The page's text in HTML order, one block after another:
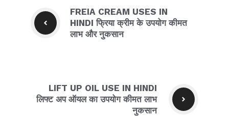
FREIA CREAM USES IN
HINDI फ्रिया क्रीम के उपयोग कीमत
लाभ और नुकसान
LIFT UP OIL USE IN HINDI
लिफ्ट अप ऑयल का उपयोग कीमत लाभ
नुकसान